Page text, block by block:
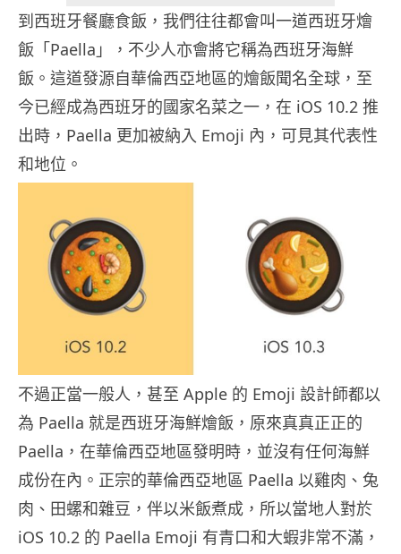
到西班牙餐廳食飯，我們往往都會叫一道西班牙燴
飯「Paella」，不少人亦會將它稱為西班牙海鮮
飯。這道發源自華倫西亞地區的燴飯聞名全球，至
今已經成為西班牙的國家名菜之一，在 iOS 10.2 推
出時，Paella 更加被納入 Emoji 內，可見其代表性
和地位。
不過正當一般人，甚至 Apple 的 Emoji 設計師都以
為 Paella 就是西班牙海鮮燴飯，原來真真正正的
Paella，在華倫西亞地區發明時，並沒有任何海鮮
成份在內。正宗的華倫西亞地區 Paella 以雞肉、兔
肉、田螺和雜豆，伴以米飯煮成，所以當地人對於
iOS 10.2 的 Paella Emoji 有青口和大蝦非常不滿，